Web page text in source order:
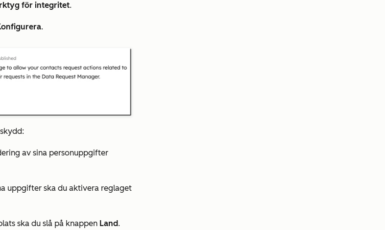
för integritet.
.
av sina personuppgifter
uppgifter ska du aktivera reglaget
ska du slå på knappen Land.